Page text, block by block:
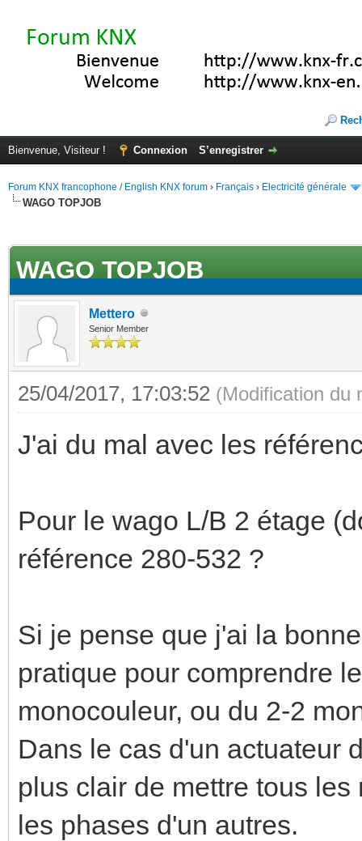
Bienvenue, Visiteur ! Connexion S’enregistrer
Forum KNX francophone / English KNX forum › Français › Electricité générale
WAGO TOPJOB
WAGO TOPJOB
Mettero
Senior Member
25/04/2017, 17:03:52 (Modification du
J'ai du mal avec les
Pour le wago L/B 2 étage
référence 280-532 ?
Si je pense que j'ai la
pratique pour comprendre
monocouleur, ou du 2-2
Dans le cas d'un actuateur
plus clair de mettre tous
les phases d'un autres.